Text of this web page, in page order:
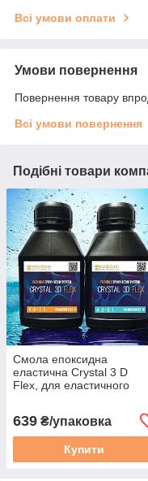
Всі умови оплати
Умови повернення
Повернення товару
Всі умови повернення
Подібні товари
Смола епоксидна
еластична Crystal 3 D
Flex, для еластичного
639 ₴/упаковка
Купити